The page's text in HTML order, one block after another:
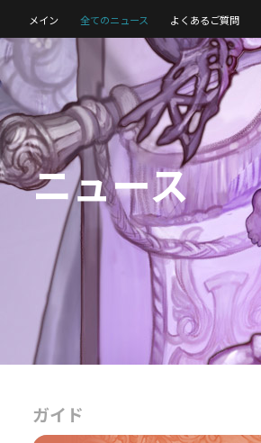
メイン 全てのニュース よくあるご質問
ニュース
ガイド